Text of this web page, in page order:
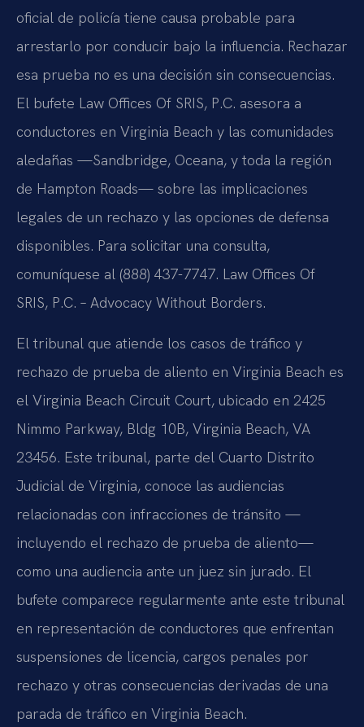
oficial de policía tiene causa probable para
arrestarlo por conducir bajo la influencia. Rechazar
esa prueba no es una decisión sin consecuencias.
El bufete Law Offices Of SRIS, P.C. asesora a
conductores en Virginia Beach y las comunidades
aledañas —Sandbridge, Oceana, y toda la región
de Hampton Roads— sobre las implicaciones
legales de un rechazo y las opciones de defensa
disponibles. Para solicitar una consulta,
comuníquese al (888) 437-7747. Law Offices Of
SRIS, P.C. – Advocacy Without Borders.
El tribunal que atiende los casos de tráfico y
rechazo de prueba de aliento en Virginia Beach es
el Virginia Beach Circuit Court, ubicado en 2425
Nimmo Parkway, Bldg 10B, Virginia Beach, VA
23456. Este tribunal, parte del Cuarto Distrito
Judicial de Virginia, conoce las audiencias
relacionadas con infracciones de tránsito —
incluyendo el rechazo de prueba de aliento—
como una audiencia ante un juez sin jurado. El
bufete comparece regularmente ante este tribunal
en representación de conductores que enfrentan
suspensiones de licencia, cargos penales por
rechazo y otras consecuencias derivadas de una
parada de tráfico en Virginia Beach.